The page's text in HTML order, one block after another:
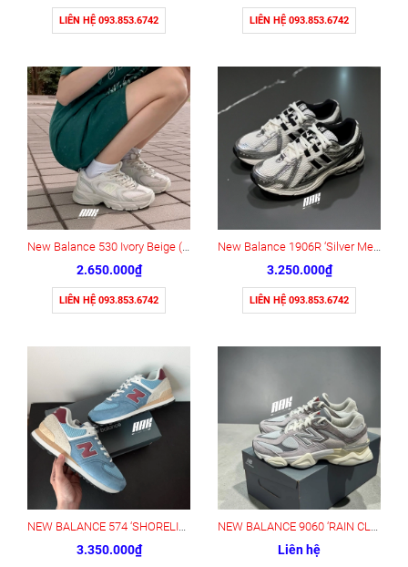
LIÊN HỆ 093.853.6742 LIÊN HỆ 093.853.6742
New Balance 530 Ivory Beige (MR530AA1)
2.650.000₫
LIÊN HỆ 093.853.6742
New Balance 1906R ‘Silver Metallic Black’ (M1906RER)
3.250.000₫
LIÊN HỆ 093.853.6742
NEW BALANCE 574 ‘SHORELINE BLUE’ (U574SPR)
3.350.000₫
NEW BALANCE 9060 ‘RAIN CLOUD’ (U9060GRY)
Liên hệ